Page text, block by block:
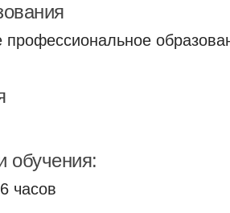
профессиональное
обучения:
часов